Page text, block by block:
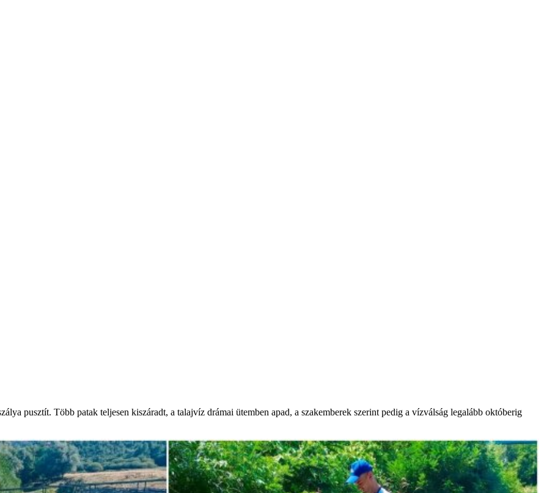
pusztít. Több patak teljesen kiszáradt, a talajvíz drámai ütemben apad, a szakemberek szerint pedig a vízválság legalább októberig